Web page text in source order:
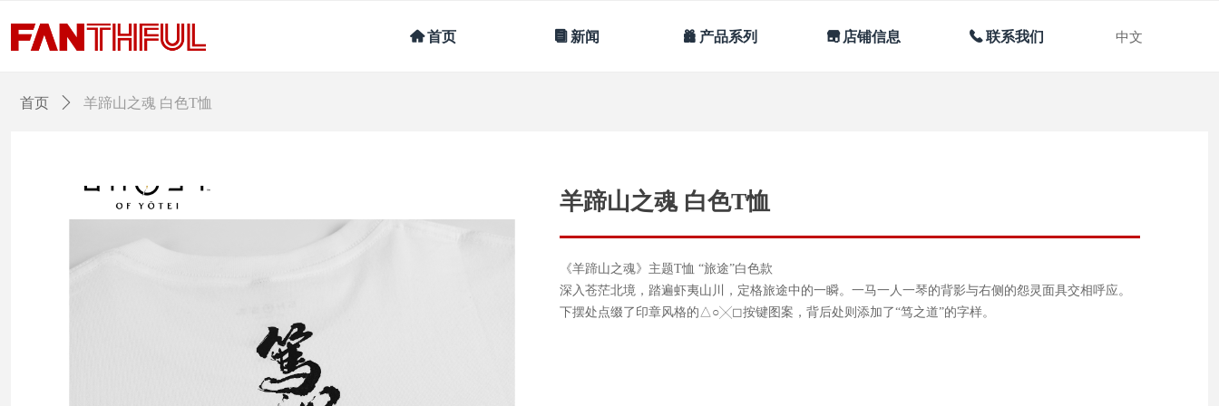
낀 首页 뀴 新闻 끣 产品系列 끵 店铺信息 끅 联系我们 中文
首页 ꄲ 羊蹄山之魂 白色T恤
羊蹄山之魂 白色T恤
《羊蹄山之魂》主题T恤 “旅途”白色款
深入苍茫北境，踏遍虾夷山川，定格旅途中的一瞬。一马一人一琴的背影与右侧的怨灵面具交相呼应。
下摆处点缀了印章风格的△○╳◻按键图案，背后处则添加了“笃之道”的字样。